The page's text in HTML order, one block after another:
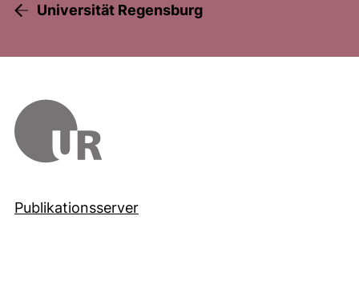
Universität Regensburg
Publikationsserver